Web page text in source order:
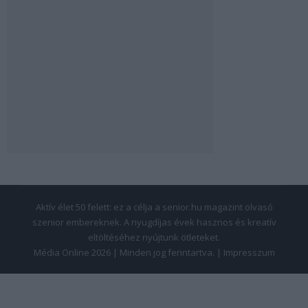
Aktív élet 50 felett: ez a célja a senior.hu magazint olvasó
szenior embereknek. A nyugdíjas évek hasznos és kreatív
eltöltéséhez nyújtunk ötleteket.
Média Online 2026 | Minden jog fenntartva. | Impresszum